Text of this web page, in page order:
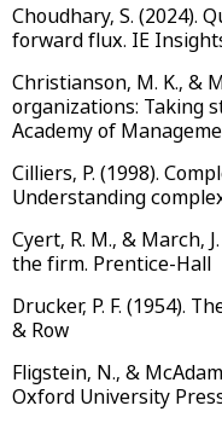
Choudhary, S. (2024).
forward flux. IE
Christianson, M. K., &
organizations: Taking
Academy of
Cilliers, P. (1998).
Understanding
Cyert, R. M., & March,
the firm. Prentice-Hall
Drucker, P. F. (1954).
& Row
Fligstein, N., &
Oxford University